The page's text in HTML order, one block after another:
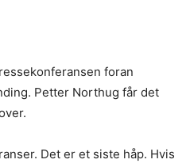
foran
Petter Northug får det
Det er et siste håp. Hvis